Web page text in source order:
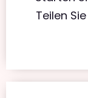
Teilen